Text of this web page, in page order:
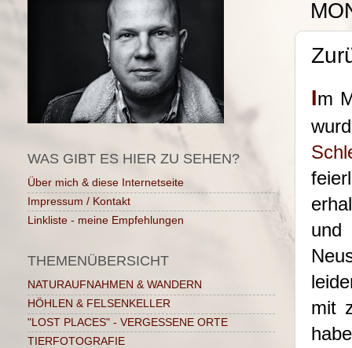
Im
und
mit
WAS GIBT ES HIER ZU SEHEN?
Über mich & diese Internetseite
Impressum / Kontakt
Linkliste - meine Empfehlungen
THEMENÜBERSICHT
NATURAUFNAHMEN & WANDERN
HÖHLEN & FELSENKELLER
"LOST PLACES" - VERGESSENE ORTE
TIERFOTOGRAFIE